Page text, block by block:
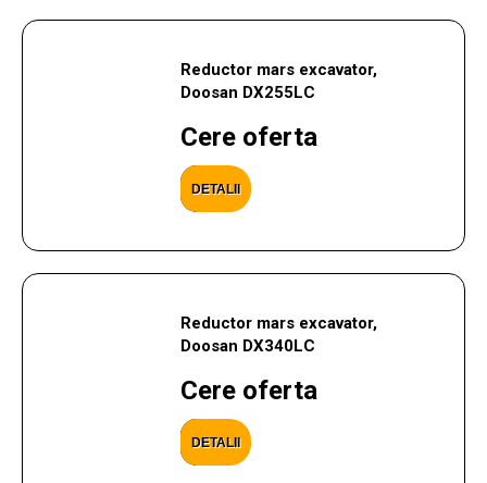
Reductor mars excavator,
Doosan DX255LC
Cere oferta
DETALII
Reductor mars excavator,
Doosan DX340LC
Cere oferta
DETALII